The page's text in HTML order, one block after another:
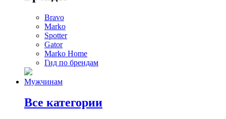
Bravo
Marko
Spotter
Gator
Marko Home
Гид по брендам
Мужчинам
Все категории